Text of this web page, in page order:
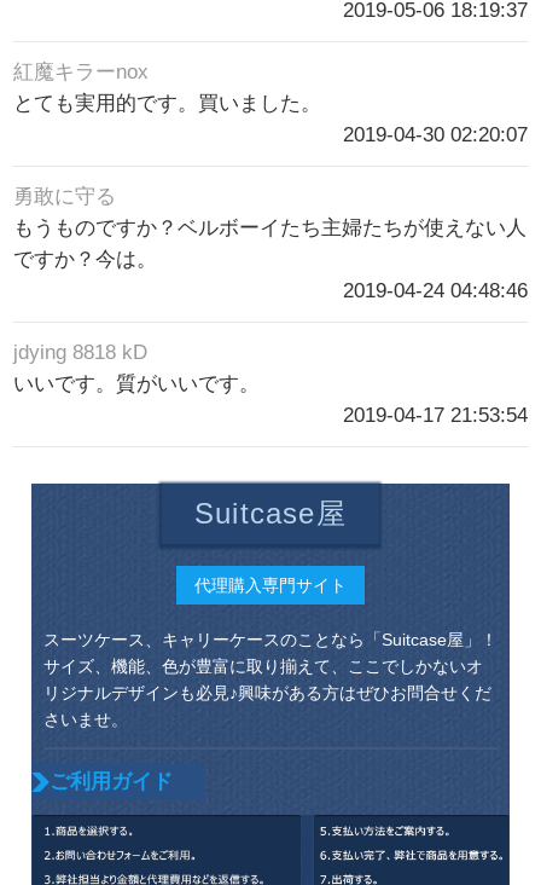
2019-05-06 18:19:37
紅魔キラーnox
とても実用的です。買いました。
2019-04-30 02:20:07
勇敢に守る
もうものですか？ベルボーイたち主婦たちが使えない人
ですか？今は。
2019-04-24 04:48:46
jdying 8818 kD
いいです。質がいいです。
2019-04-17 21:53:54
Suitcase屋
代理購入専門サイト
スーツケース、キャリーケースのことなら「Suitcase屋」！
サイズ、機能、色が豊富に取り揃えて、ここでしかないオ
リジナルデザインも必見♪興味がある方はぜひお問合せくだ
さいませ。
ご利用ガイド